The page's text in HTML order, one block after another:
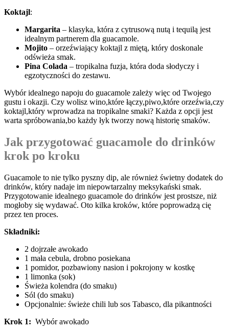
Koktajl:
Margarita – klasyka, która z⁤ cytrusową nutą i tequilą jest​
idealnym partnerem dla ‍guacamole.
Mojito – ⁣orzeźwiający ‌koktajl z miętą, który doskonale
odświeża smak.
Pina⁤ Colada – tropikalna fuzja,‍ która doda​ słodyczy i
egzotyczności do zestawu.
Wybór idealnego napoju⁢ do‍ guacamole zależy więc od Twojego
gustu⁢ i okazji. Czy wolisz wino,które łączy,piwo,które orzeźwia,czy
koktajl,który wprowadza na tropikalne smaki? ⁢Każda ‌z opcji jest
⁣warta ‍spróbowania,bo‌ każdy łyk tworzy nową ⁤historię smaków.
Jak przygotować ​guacamole do drinków⁣
krok ⁢po kroku
Guacamole to nie⁣ tylko pyszny⁣ dip, ale ⁣również świetny ‌dodatek do⁤
drinków,​ który nadaje ‍im niepowtarzalny meksykański smak.​
Przygotowanie⁣ idealnego ⁣guacamole do​ drinków jest ​prostsze, niż
mogłoby się wydawać. Oto kilka kroków, które poprowadzą cię
przez ⁣ten ‍proces.
Składniki:
2 dojrzałe⁤ awokado
1 mała cebula, drobno posiekana
1 pomidor, ‌pozbawiony nasion i pokrojony w kostkę
1 limonka⁣ (sok)
Świeża kolendra (do smaku)
Sól (do smaku)
Opcjonalnie: świeże ⁣chili lub sos Tabasco, dla pikantności
Krok 1: ⁢ Wybór awokado